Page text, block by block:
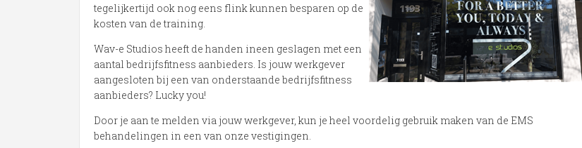
tegelijkertijd ook nog eens flink kunnen besparen op de
kosten van de training.
Wav-e Studios heeft de handen ineen geslagen met een
aantal bedrijfsfitness aanbieders. Is jouw werkgever
aangesloten bij een van onderstaande bedrijfsfitness
aanbieders? Lucky you!
Door je aan te melden via jouw werkgever, kun je heel voordelig gebruik maken van de EMS
behandelingen in een van onze vestigingen.